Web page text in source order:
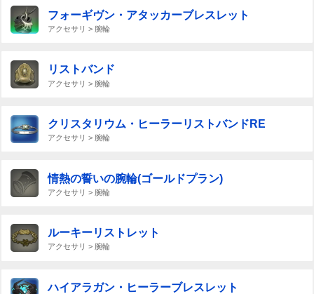
フォーギヴン・アタッカーブレスレット
アクセサリ > 腕輪
リストバンド
アクセサリ > 腕輪
クリスタリウム・ヒーラーリストバンドRE
アクセサリ > 腕輪
情熱の誓いの腕輪(ゴールドプラン)
アクセサリ > 腕輪
ルーキーリストレット
アクセサリ > 腕輪
ハイアラガン・ヒーラーブレスレット